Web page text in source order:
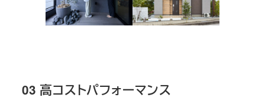
03 高コストパフォーマンス